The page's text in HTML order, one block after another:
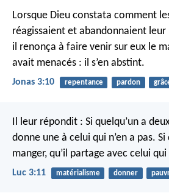
Lorsque Dieu constata comment
réagissaient et abandonnaient
il renonça à faire venir sur eux le
avait menacés : il s’en abstint.
Jonas 3:10 repentance pardon
Il leur répondit : Si quelqu’un a
donne une à celui qui n’en a pas.
manger, qu’il partage avec celui qui
Luc 3:11 matérialisme donner